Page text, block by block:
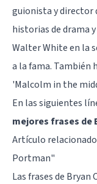
guionista y director
historias de drama
Walter White en la
a la fama. También
'Malcolm in the
En las siguientes
mejores frases de
Artículo
Portman"
Las frases de